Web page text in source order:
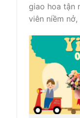
giao hoa tận
viên niềm